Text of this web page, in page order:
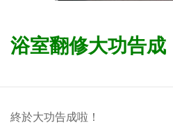
浴室翻修大功告成
終於大功告成啦！